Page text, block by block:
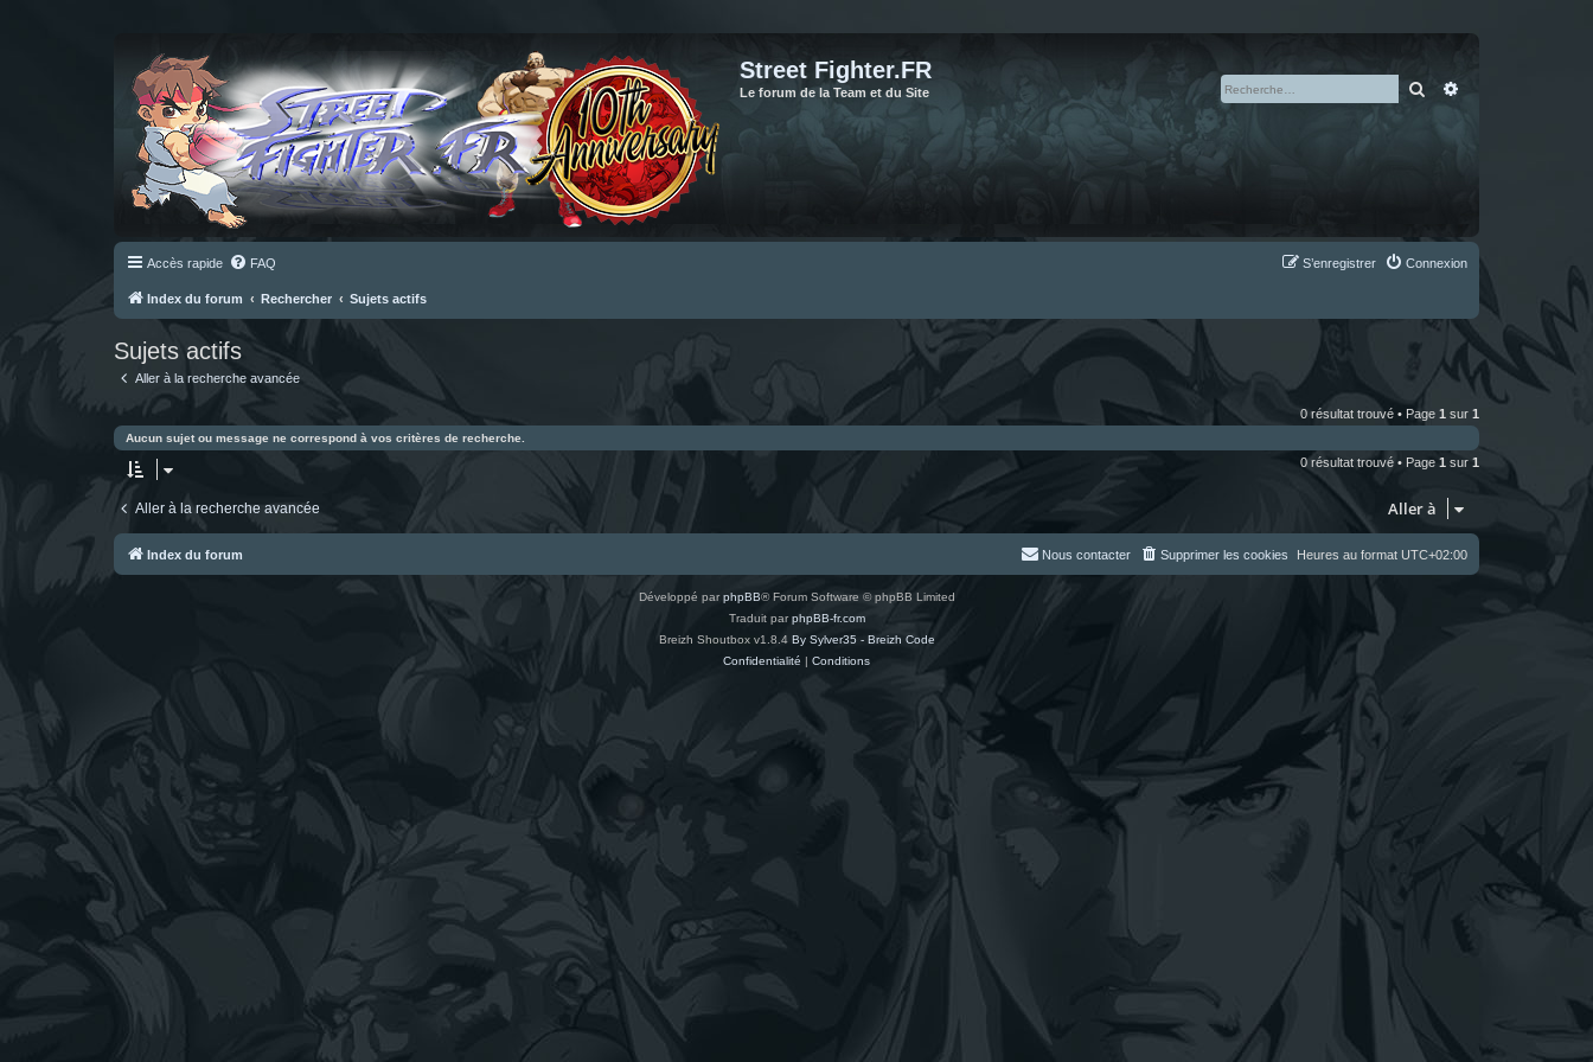
Street Fighter.FR
Le forum de la Team et du Site Rechercher
Accès rapide FAQ Connexion
S’enregistrer
Index du forum Rechercher Sujets actifs
Sujets actifs
Aller à la recherche avancée
0 résultat trouvé • Page 1 sur 1
Aucun sujet ou message ne correspond à vos critères de recherche.
0 résultat trouvé • Page 1 sur 1
Aller à la recherche avancée Aller à
Index du forum Heures au format UTC+02:00
Supprimer les cookies
Nous contacter
Développé parphpBB® Forum Software © phpBB Limited
Traduit parphpBB-fr.com
Breizh Shoutbox v1.8.4 By Sylver35 - Breizh Code
Confidentialité | Conditions